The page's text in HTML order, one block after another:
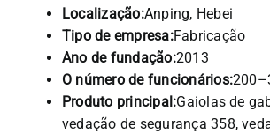
Localização:Anping, Hebei
Tipo de empresa:Fabricação
Ano de fundação:2013
O número de funcionários:
Produto principal:Gaiolas de
vedação de segurança 358,